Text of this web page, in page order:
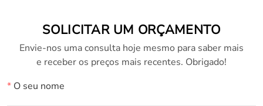
SOLICITAR UM ORÇAMENTO
Envie-nos uma consulta hoje mesmo para saber mais
e receber os preços mais recentes. Obrigado!
*O seu nome